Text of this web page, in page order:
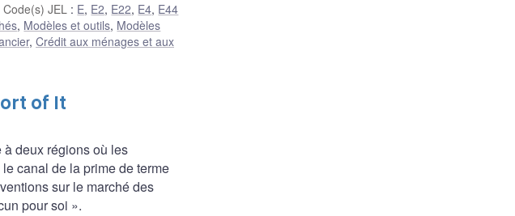
Code(s) JEL : E, E2, E22, E4, E44
, Modèles et outils, Modèles
, Crédit aux ménages et aux
of It
deux régions où les
canal de la prime de terme
sur le marché des
pour soi ».